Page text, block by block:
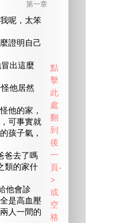
第一章
呢，太笨
證明自己
出這麼
他居然
他的家，
可事實就
孩子氣，
去了嗎
類的家什
他會診
是高血壓
人一間的
點
擊
此
處
翻
到
後
一
頁-
>
或
空
格